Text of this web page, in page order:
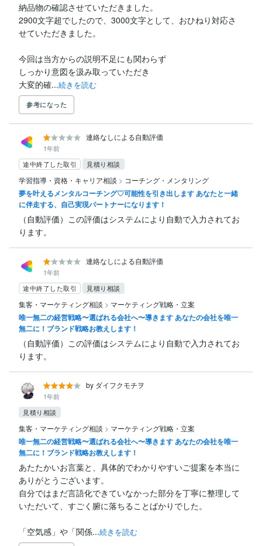
納品物の確認させていただきました。
2900文字超でしたので、3000文字として、おひねり対応さ
せていただきました。
今回は当方からの説明不足にも関わらず
しっかり意図を汲み取っていただき
大変的確...続きを読む
参考になった
連絡なしによる自動評価
1年前
途中終了した取引
見積り相談
学習指導・資格・キャリア相談 > コーチング・メンタリング
夢を叶えるメンタルコーチング♡可能性を引き出します あなたと一緒
に伴走する、自己実現パートナーになります！
（自動評価）この評価はシステムにより自動で入力されてお
ります。
連絡なしによる自動評価
1年前
途中終了した取引
見積り相談
集客・マーケティング相談 > マーケティング戦略・立案
唯一無二の経営戦略〜選ばれる会社へ〜導きます あなたの会社を唯一
無二に！ブランド戦略お教えします！
（自動評価）この評価はシステムにより自動で入力されてお
ります。
by ダイフクモチヲ
1年前
見積り相談
集客・マーケティング相談 > マーケティング戦略・立案
唯一無二の経営戦略〜選ばれる会社へ〜導きます あなたの会社を唯一
無二に！ブランド戦略お教えします！
あたたかいお言葉と、具体的でわかりやすいご提案を本当に
ありがとうございます。
自分ではまだ言語化できていなかった部分を丁寧に整理して
いただいて、すごく腑に落ちることばかりでした。
「空気感」や「関係...続きを読む